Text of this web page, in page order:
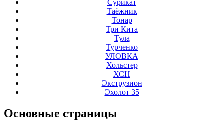
Сурикат
Таёжник
Тонар
Три Кита
Тула
Турченко
УЛОВКА
Хольстер
ХСН
Экструзион
Эхолот 35
Основные страницы